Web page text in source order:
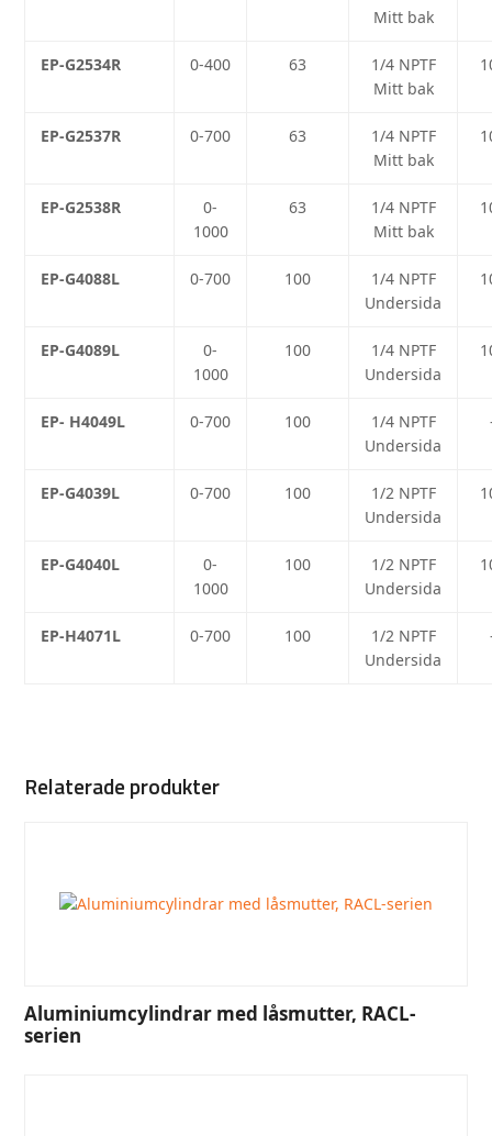
Mitt bak
EP-G2534R 0-400 63
1/4 NPTF
Mitt bak
EP-G2537R 0-700 63
1/4 NPTF
Mitt bak
EP-G2538R
0-
1000
63
1/4 NPTF
Mitt bak
EP-G4088L 0-700 100
1/4 NPTF
Undersida
EP-G4089L
0-
1000
100
1/4 NPTF
Undersida
EP- H4049L 0-700 100
1/4 NPTF
Undersida
EP-G4039L 0-700 100
1/2 NPTF
Undersida
EP-G4040L
0-
1000
100
1/2 NPTF
Undersida
EP-H4071L 0-700 100
1/2 NPTF
Undersida
Relaterade produkter
Aluminiumcylindrar med låsmutter, RACL-
serien